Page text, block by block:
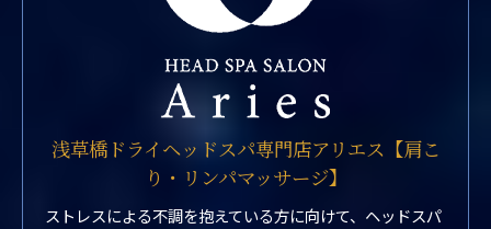
浅草橋ドライヘッドスパ専門店アリエス【肩こ
り・リンパマッサージ】
ストレスによる不調を抱えている方に向けて、ヘッドスパ